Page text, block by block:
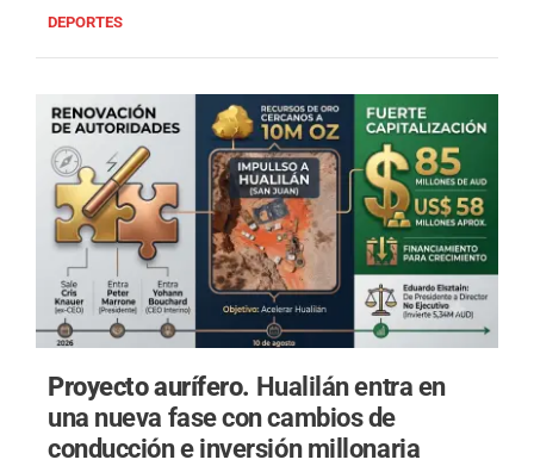
DEPORTES
Proyecto aurífero. Hualilán entra en
una nueva fase con cambios de
conducción e inversión millonaria